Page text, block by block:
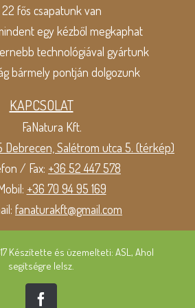
22 fős csapatunk van
egy kézből megkaphat
technológiával gyártunk
bármely pontján dolgozunk
KAPCSOLAT
FaNatura Kft.
Debrecen, Salétrom utca 5. (térkép)
/ Fax: +36 52 447 578
+36 70 94 95 169
fanaturakft@gmail.com
Készítette és üzemelteti: ASL, Ahol
segítségre lelsz.